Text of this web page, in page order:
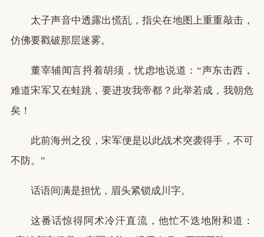
太子声音中透露出慌乱，指尖在地图上重重敲击，
仿佛要戳破那层迷雾。
董宰辅闻言捋着胡须，忧虑地说道：“声东击西，
难道宋军又在蛙跳，要进攻我帝都？此举若成，我朝危
矣！
此前海州之役，宋军便是以此战术突袭得手，不可
不防。”
话语间满是担忧，眉头紧锁成川字。
这番话惊得阿术冷汗直流，他忙不迭地附和道：